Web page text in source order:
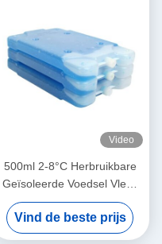
Video
500ml 2-8°C Herbruikbare
Geïsoleerde Voedsel Vlees
Koeling Ijspak voor Medisch
en Buitengebruik
Borstvoeding Koelventilator
Vind de beste prijs